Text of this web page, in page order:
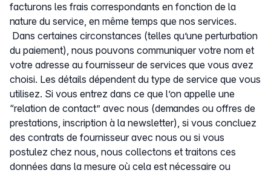
facturons les frais correspondants en fonction de la
nature du service, en même temps que nos services.
Dans certaines circonstances (telles qu’une perturbation
du paiement), nous pouvons communiquer votre nom et
votre adresse au fournisseur de services que vous avez
choisi. Les détails dépendent du type de service que vous
utilisez. Si vous entrez dans ce que l’on appelle une
“relation de contact” avec nous (demandes ou offres de
prestations, inscription à la newsletter), si vous concluez
des contrats de fournisseur avec nous ou si vous
postulez chez nous, nous collectons et traitons ces
données dans la mesure où cela est nécessaire ou